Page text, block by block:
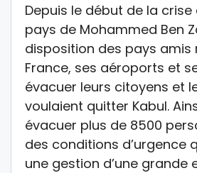
Depuis le début de la
pays de Mohammed Ben
disposition des pays
France, ses aéroports et
évacuer leurs citoyens et
voulaient quitter Kabul.
évacuer plus de 8500
des conditions d’urgence
une gestion d’une grande